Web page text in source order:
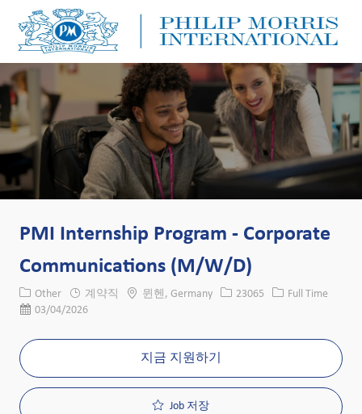
PMI Internship Program - Corporate
Communications (M/W/D)
카테고리
Other 계약직 위치뮌헨, Germany Job ID23065 Job 유형
Full Time
게시일03/04/2026
지금 지원하기
Job 저장